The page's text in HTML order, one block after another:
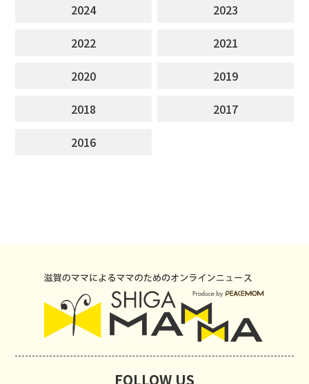
2024
2023
2022
2021
2020
2019
2018
2017
2016
FOLLOW US